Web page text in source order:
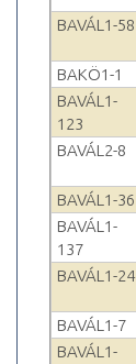
BAVÁL1-58
BAKÖ1-1
BAVÁL1-
123
BAVÁL2-8
BAVÁL1-36
BAVÁL1-
137
BAVÁL1-24
BAVÁL1-7
BAVÁL1-